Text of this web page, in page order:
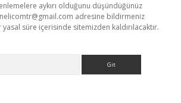
aykırı olduğunu düşündüğünüz
adresine bildirmeniz
süre içerisinde sitemizden kaldırılacaktır.